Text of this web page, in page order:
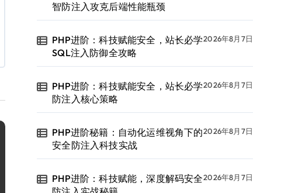
智防注入攻克后端性能瓶颈
PHP进阶：科技赋能安全，站长必学
SQL注入防御全攻略
2026年8月7日
PHP进阶：科技赋能安全，站长必学
防注入核心策略
2026年8月7日
PHP进阶秘籍：自动化运维视角下的
安全防注入科技实战
2026年8月7日
PHP进阶：科技赋能，深度解码安全2026年8月7日